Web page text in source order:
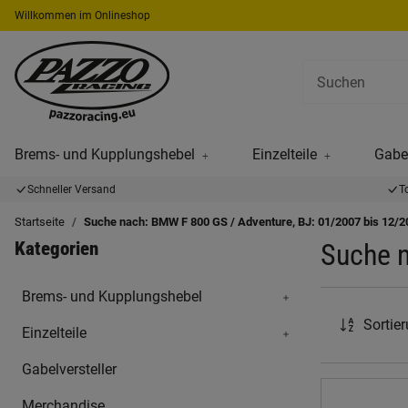
Willkommen im Onlineshop
Brems- und Kupplungshebel Einzelteile
Schneller Versand
Startseite Suche nach: BMW F 800 GS / Adventure, BJ: 01/2007 bis 12/
Suche
Kategorien
Brems- und Kupplungshebel
Einzelteile
Gabelversteller